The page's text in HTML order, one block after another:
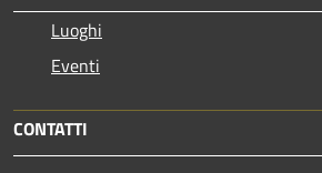
Luoghi
Eventi
CONTATTI